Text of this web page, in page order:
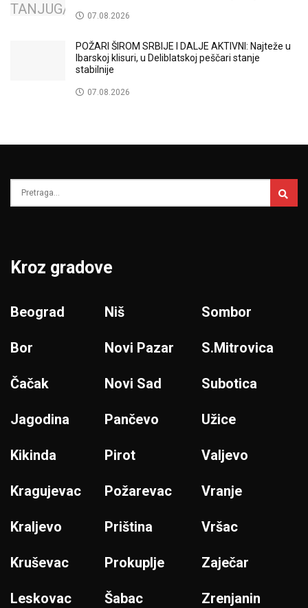
07.08.2026
POŽARI ŠIROM SRBIJE I DALJE AKTIVNI: Najteže u
Ibarskoj klisuri, u Deliblatskoj peščari stanje
stabilnije
07.08.2026
Kroz gradove
Beograd
Bor
Čačak
Jagodina
Kikinda
Kragujevac
Kraljevo
Kruševac
Leskovac
Niš
Novi Pazar
Novi Sad
Pančevo
Pirot
Požarevac
Priština
Prokuplje
Šabac
Sombor
S.Mitrovica
Subotica
Užice
Valjevo
Vranje
Vršac
Zaječar
Zrenjanin